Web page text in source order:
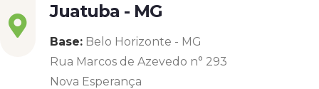
Juatuba - MG
Base: Belo Horizonte - MG
Rua Marcos de Azevedo n° 293
Nova Esperança